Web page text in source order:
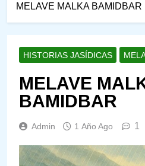
MELAVE MALKA BAMIDBAR
HISTORIAS JASÍDICAS
MELAVE
BAMIDBAR
Admin 1 Año Ago 1